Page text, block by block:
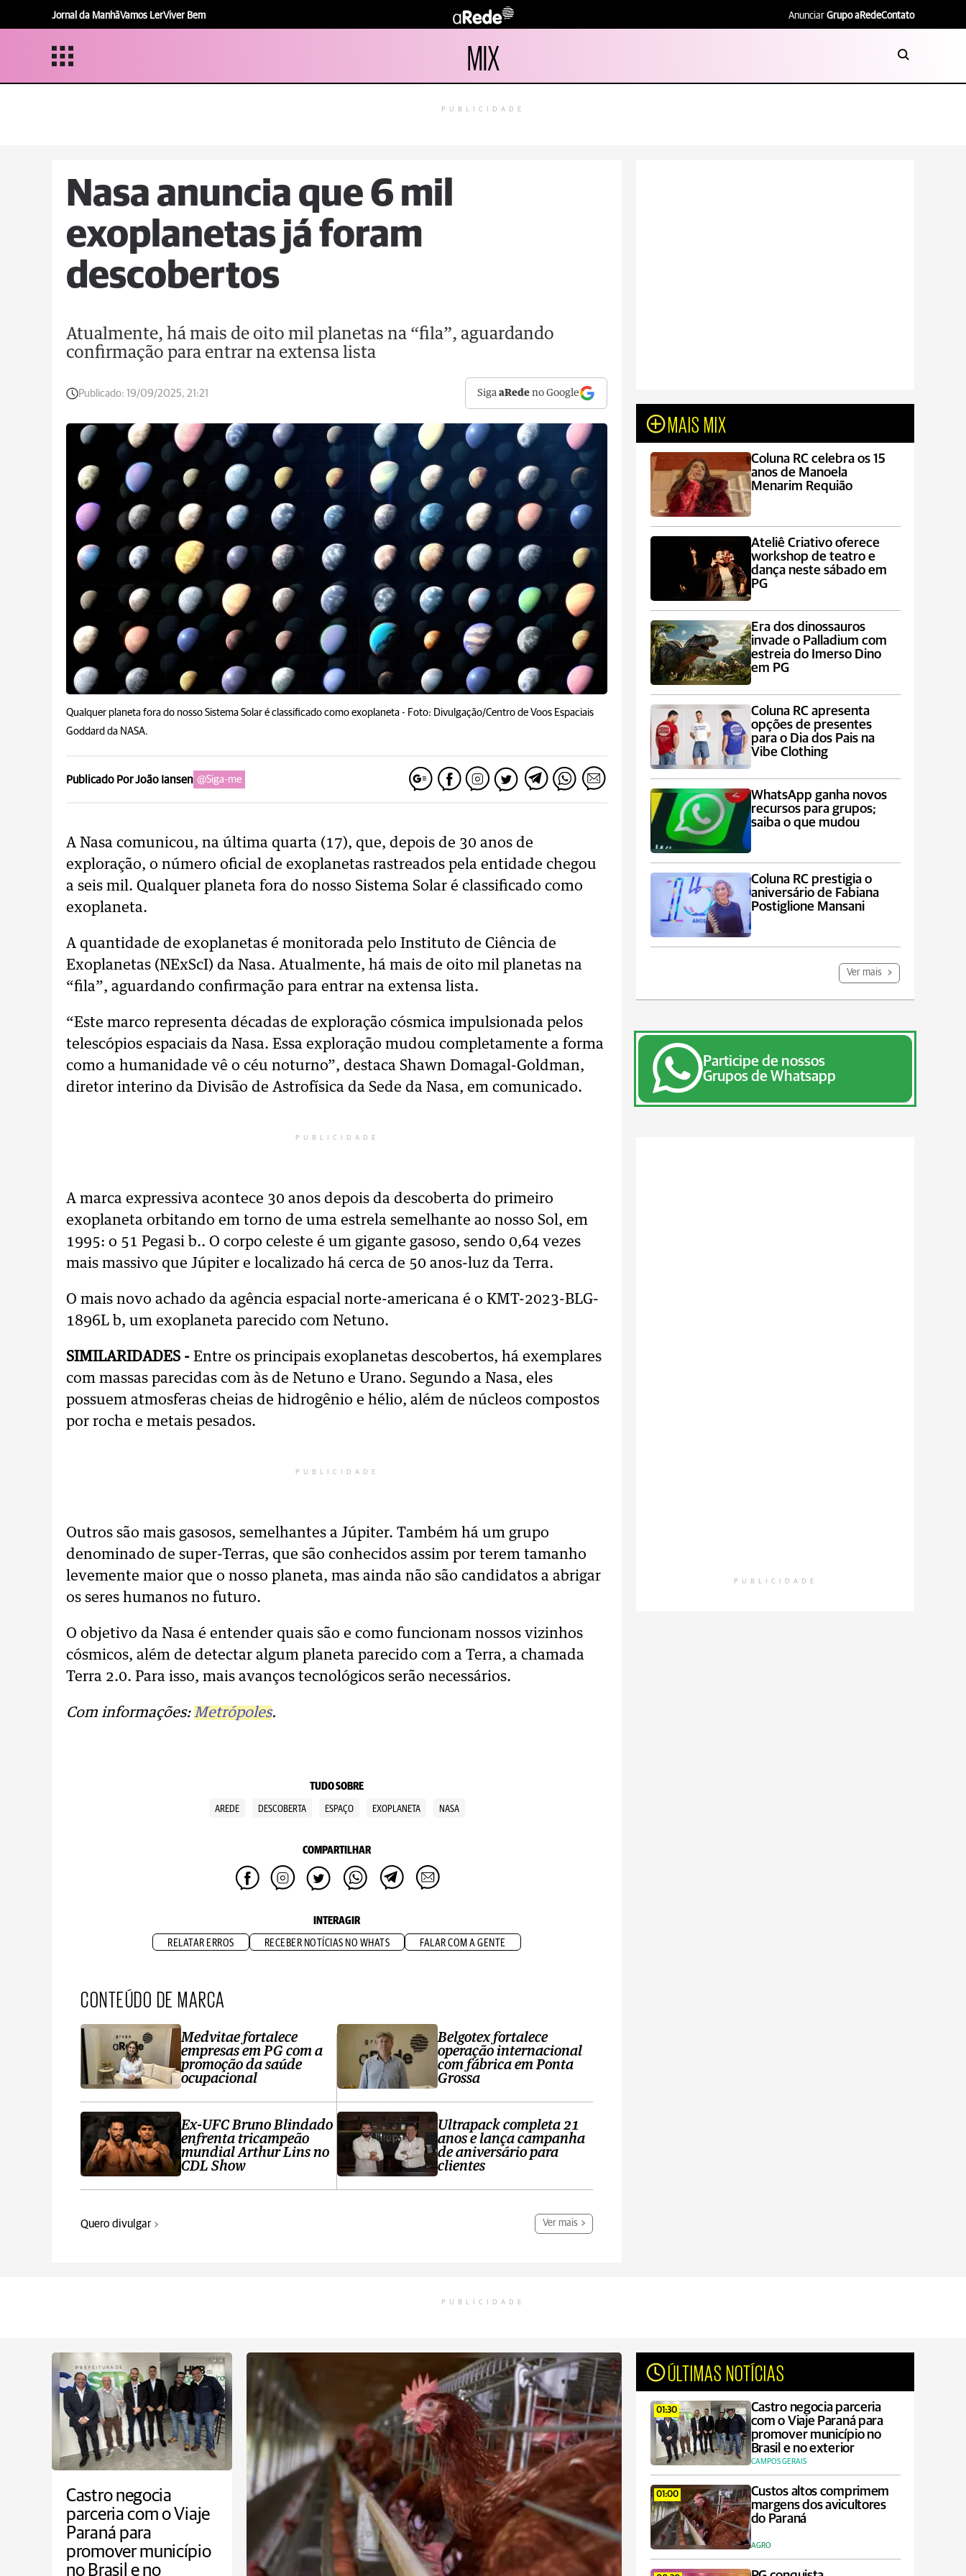
Jornal da ManhãVamos LerViver Bem Anunciar Grupo aRedeContato
MIX
PUBLICIDADE
Nasa anuncia que 6 mil
exoplanetas já foram
descobertos
Atualmente, há mais de oito mil planetas na “fila”, aguardando
confirmação para entrar na extensa lista
Publicado: 19/09/2025, 21:21 SigaaRede no Google
Qualquer planeta fora do nosso Sistema Solar é classificado como exoplaneta - Foto: Divulgação/Centro de Voos Espaciais
Goddard da NASA.
Publicado Por João Iansen @Siga-me
A Nasa comunicou, na última quarta (17), que, depois de 30 anos de
exploração, o número oficial de exoplanetas rastreados pela entidade chegou
a seis mil. Qualquer planeta fora do nosso Sistema Solar é classificado como
exoplaneta.
A quantidade de exoplanetas é monitorada pelo Instituto de Ciência de
Exoplanetas (NExScI) da Nasa. Atualmente, há mais de oito mil planetas na
“fila”, aguardando confirmação para entrar na extensa lista.
“Este marco representa décadas de exploração cósmica impulsionada pelos
telescópios espaciais da Nasa. Essa exploração mudou completamente a forma
como a humanidade vê o céu noturno”, destaca Shawn Domagal-Goldman,
diretor interino da Divisão de Astrofísica da Sede da Nasa, em comunicado.
PUBLICIDADE
A marca expressiva acontece 30 anos depois da descoberta do primeiro
exoplaneta orbitando em torno de uma estrela semelhante ao nosso Sol, em
1995: o 51 Pegasi b.. O corpo celeste é um gigante gasoso, sendo 0,64 vezes
mais massivo que Júpiter e localizado há cerca de 50 anos-luz da Terra.
O mais novo achado da agência espacial norte-americana é o KMT-2023-BLG-
1896L b, um exoplaneta parecido com Netuno.
SIMILARIDADES - Entre os principais exoplanetas descobertos, há exemplares
com massas parecidas com às de Netuno e Urano. Segundo a Nasa, eles
possuem atmosferas cheias de hidrogênio e hélio, além de núcleos compostos
por rocha e metais pesados.
PUBLICIDADE
Outros são mais gasosos, semelhantes a Júpiter. Também há um grupo
denominado de super-Terras, que são conhecidos assim por terem tamanho
levemente maior que o nosso planeta, mas ainda não são candidatos a abrigar
os seres humanos no futuro.
O objetivo da Nasa é entender quais são e como funcionam nossos vizinhos
cósmicos, além de detectar algum planeta parecido com a Terra, a chamada
Terra 2.0. Para isso, mais avanços tecnológicos serão necessários.
Com informações: Metrópoles.
TUDO SOBRE
AREDE DESCOBERTA ESPAÇO EXOPLANETA NASA
COMPARTILHAR
INTERAGIR
RELATAR ERROS RECEBER NOTÍCIAS NO WHATS FALAR COM A GENTE
CONTEÚDO DE MARCA
Medvitae fortalece
empresas em PG com a
promoção da saúde
ocupacional
Ex-UFC Bruno Blindado
enfrenta tricampeão
mundial Arthur Lins no
CDL Show
Belgotex fortalece
operação internacional
com fábrica em Ponta
Grossa
Ultrapack completa 21
anos e lança campanha
de aniversário para
clientes
Quero divulgar Ver mais
MAIS MIX
Coluna RC celebra os 15
anos de Manoela
Menarim Requião
Ateliê Criativo oferece
workshop de teatro e
dança neste sábado em
PG
Era dos dinossauros
invade o Palladium com
estreia do Imerso Dino
em PG
Coluna RC apresenta
opções de presentes
para o Dia dos Pais na
Vibe Clothing
WhatsApp ganha novos
recursos para grupos;
saiba o que mudou
Coluna RC prestigia o
aniversário de Fabiana
Postiglione Mansani
Ver mais
Participe de nossos
Grupos de Whatsapp
PUBLICIDADE
PUBLICIDADE
Castro negocia
parceria com o Viaje
Paraná para
promover município
no Brasil e no
ÚLTIMAS NOTÍCIAS
01:30
Castro negocia parceria
com o Viaje Paraná para
promover município no
Brasil e no exterior
CAMPOS GERAIS
01:00
Custos altos comprimem
margens dos avicultores
do Paraná
AGRO